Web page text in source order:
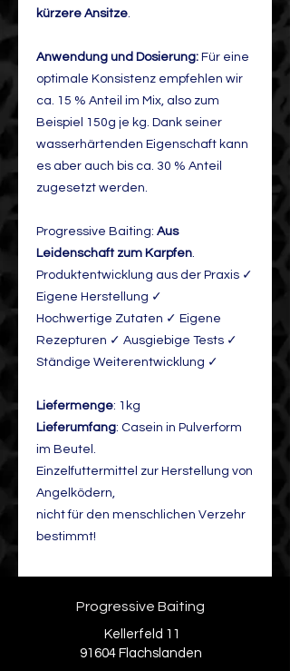
kürzere Ansitze.
Anwendung und Dosierung: Für eine
optimale Konsistenz empfehlen wir
ca. 15 % Anteil im Mix, also zum
Beispiel 150g je kg. Dank seiner
wasserhärtenden Eigenschaft kann
es aber auch bis ca. 30 % Anteil
zugesetzt werden.
Progressive Baiting: Aus
Leidenschaft zum Karpfen.
Produktentwicklung aus der Praxis ✓
Eigene Herstellung ✓
Hochwertige Zutaten ✓ Eigene
Rezepturen ✓ Ausgiebige Tests ✓
Ständige Weiterentwicklung ✓
Liefermenge: 1kg
Lieferumfang: Casein in Pulverform
im Beutel.
Einzelfuttermittel zur Herstellung von
Angelködern,
nicht für den menschlichen Verzehr
bestimmt!
Progressive Baiting
Kellerfeld 11
91604 Flachslanden